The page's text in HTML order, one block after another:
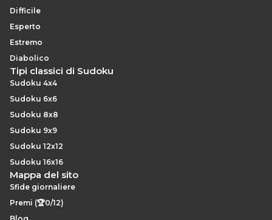
Difficile
Esperto
Estremo
Diabolico
Tipi classici di Sudoku
Sudoku 4x4
Sudoku 6x6
Sudoku 8x8
Sudoku 9x9
Sudoku 12x12
Sudoku 16x16
Mappa del sito
Sfide giornaliere
Premi (🏆0/12)